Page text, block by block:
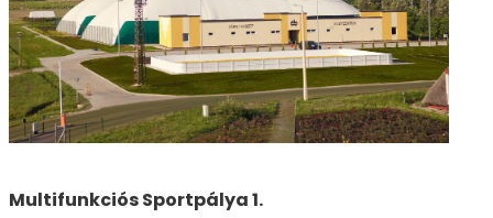
Multifunkciós Sportpálya 1.